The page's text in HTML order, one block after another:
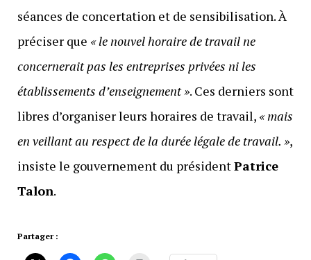
séances de concertation et de sensibilisation. À
préciser que « le nouvel horaire de travail ne
concernerait pas les entreprises privées ni les
établissements d’enseignement ». Ces derniers sont
libres d’organiser leurs horaires de travail, « mais
en veillant au respect de la durée légale de travail. »,
insiste le gouvernement du présidentPatrice
Talon.
Partager :